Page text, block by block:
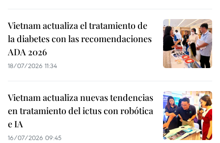
Vietnam actualiza el tratamiento de
la diabetes con las recomendaciones
ADA 2026
18/07/2026 11:34
Vietnam actualiza nuevas tendencias
en tratamiento del ictus con robótica
e IA
16/07/2026 09:45